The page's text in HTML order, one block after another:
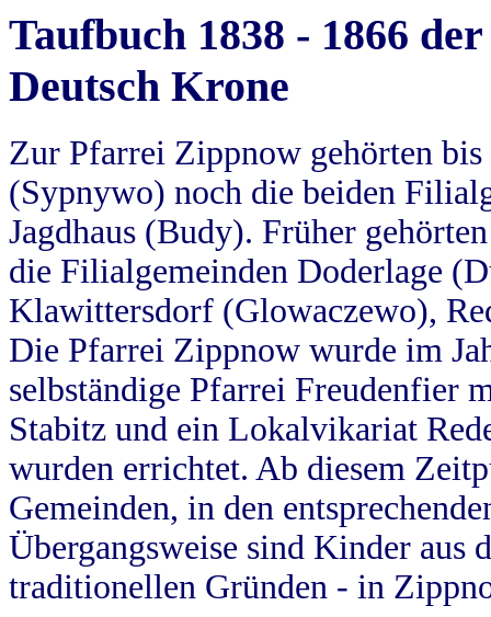
Taufbuch 1838 - 1866
Deutsch Krone
Zur Pfarrei Zippnow gehörten
(Sypnywo) noch die beiden
Jagdhaus (Budy). Früher
die Filialgemeinden Doderlage
Klawittersdorf (Glowaczewo),
Die Pfarrei Zippnow wurde im
selbständige Pfarrei Freudenfier
Stabitz und ein Lokalvikariat
wurden errichtet. Ab diesem
Gemeinden, in den
Übergangsweise sind Kinder aus
traditionellen Gründen - in